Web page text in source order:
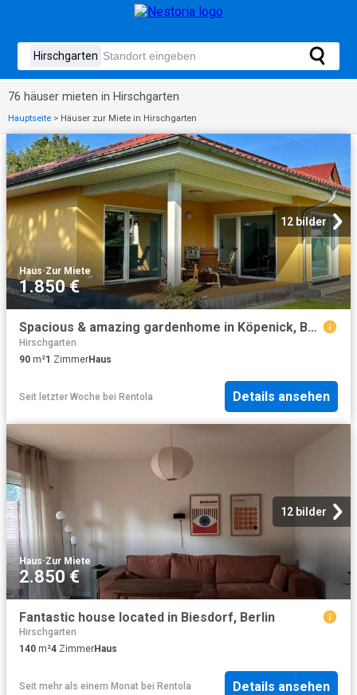
76 häuser mieten in Hirschgarten
Hauptseite > Häuser zur Miete in Hirschgarten
12 bilder
Haus·Zur Miete
1.850 €
Spacious & amazing gardenhome in Köpenick, Berlin Amsterdam Apartments for Rent
Hirschgarten
90 m²1 ZimmerHaus
Seit letzter Woche bei Rentola Details ansehen
12 bilder
Haus·Zur Miete
2.850 €
Fantastic house located in Biesdorf, Berlin
Hirschgarten
140 m²4 ZimmerHaus
Seit mehr als einem Monat bei Rentola Details ansehen